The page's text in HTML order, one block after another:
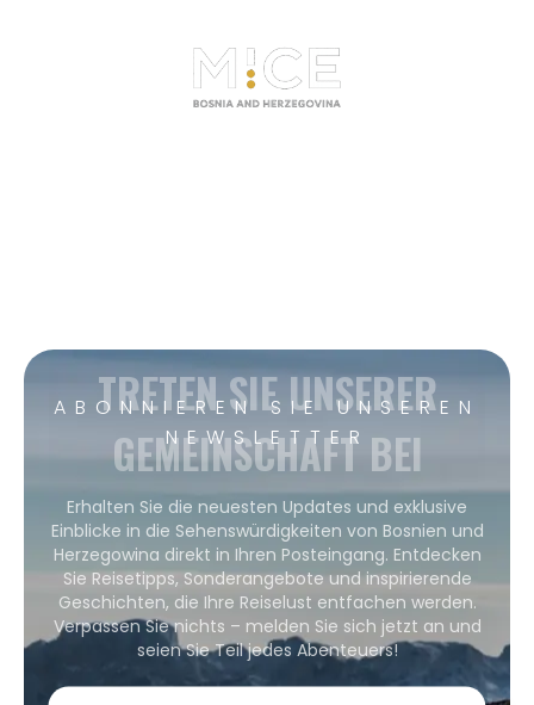
ABONNIEREN SIE UNSEREN
NEWSLETTER
TRETEN SIE UNSERER
GEMEINSCHAFT BEI
Erhalten Sie die neuesten Updates und exklusive
Einblicke in die Sehenswürdigkeiten von Bosnien und
Herzegowina direkt in Ihren Posteingang. Entdecken
Sie Reisetipps, Sonderangebote und inspirierende
Geschichten, die Ihre Reiselust entfachen werden.
Verpassen Sie nichts – melden Sie sich jetzt an und
seien Sie Teil jedes Abenteuers!